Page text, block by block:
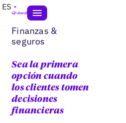
ES
Finanzas &
seguros
Sea la primera
opción cuando
los clientes tomen
decisiones
financieras